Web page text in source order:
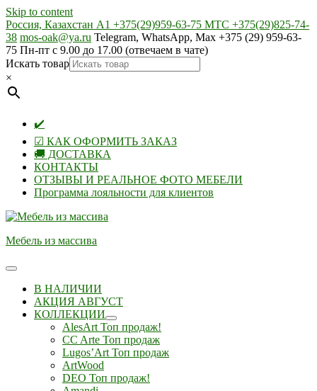
Skip to content
Россия, Казахстан А1 +375(29)959-63-75 МТС +375(29)825-74-
38 mos-oak@ya.ru Telegram, WhatsApp, Max +375 (29) 959-63-
75 Пн-пт с 9.00 до 17.00 (отвечаем в чате)
Искать товар
×
✔️
☑ КАК ОФОРМИТЬ ЗАКАЗ
🚚 ДОСТАВКА
КОНТАКТЫ
ОТЗЫВЫ И РЕАЛЬНОЕ ФОТО МЕБЕЛИ
Программа лояльности для клиентов
Мебель из массива
В НАЛИЧИИ
АКЦИЯ АВГУСТ
КОЛЛЕКЦИИ
AlesArt Топ продаж!
CC Arte Топ продаж
Lugos’Art Топ продаж
ArtWood
DEO Топ продаж!